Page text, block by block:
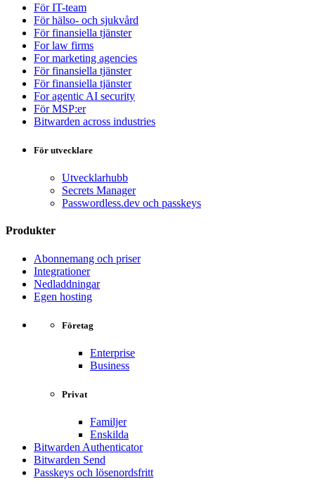
För IT-team
För hälso- och sjukvård
För finansiella tjänster
For law firms
For marketing agencies
För finansiella tjänster
För finansiella tjänster
For agentic AI security
För MSP:er
Bitwarden across industries
För utvecklare
Utvecklarhubb
Secrets Manager
Passwordless.dev och passkeys
Produkter
Abonnemang och priser
Integrationer
Nedladdningar
Egen hosting
Företag
Enterprise
Business
Privat
Familjer
Enskilda
Bitwarden Authenticator
Bitwarden Send
Passkeys och lösenordsfritt